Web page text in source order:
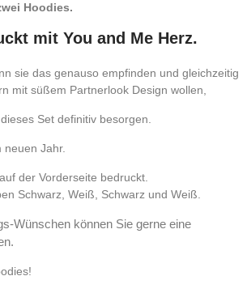
Hoodies.
mit You and Me Herz.
sie das genauso empfinden und gleichzeitig
mit süßem Partnerlook Design wollen,
Set definitiv besorgen.
neuen Jahr.
der Vorderseite bedruckt.
Schwarz, Weiß, Schwarz und Weiß.
Wünschen können Sie gerne eine